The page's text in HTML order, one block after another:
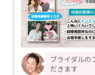
ブライダルの
だきます